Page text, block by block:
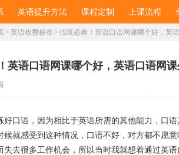
英语提升方法 课程定制 上课流程
> 英语收费标准 > 找班必看！英语口语网课哪个好，英
英语口语网课哪个好，英语口语网
好口语，因为相比于英语所需的其他能力，口
候就感受到这种情况，口语不好，对方都不愿
失去很多工作机会，所以当时我就想着通过英